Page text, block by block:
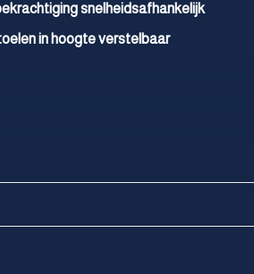
snelheidsafhankelijk
in hoogte verstelbaar